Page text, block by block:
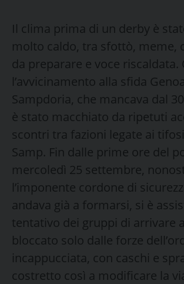
Il clima prima di un derby è
molto caldo, tra sfottò, meme,
da preparare e voce riscaldata.
l’avvicinamento alla sfida
Sampdoria, che mancava dal
è stato macchiato da ripetuti
scontri tra fazioni legate ai
Samp. Fin dalle prime ore del
mercoledì 25 settembre,
l’imponente cordone di
andava già a formarsi, si è
tentativo dei gruppi di arrivare
bloccato solo dalle forze
incappucciata, con caschi e
costretto così a modificare la